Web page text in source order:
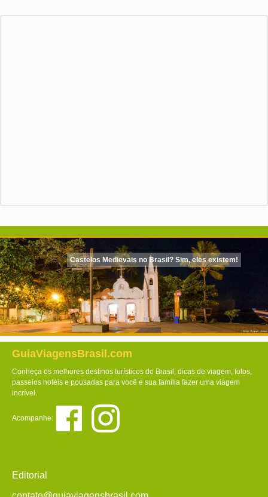
Castelos Medievais no Brasil? Sim, eles existem!
GuiaViagensBrasil.com
Conheça os melhores destinos turísticos do Brasil, dicas de viagem, fotos,
passeios hotéis e pousadas para você e sua família fazer uma viagem
incrível.
Acompanhe:
Editorial